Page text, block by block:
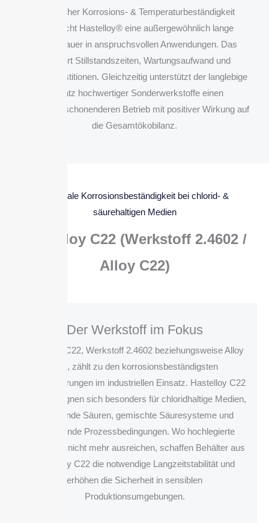
Dank hoher Korrosions- & Temperaturbeständigkeit
ermöglicht Hastelloy® eine außergewöhnlich lange
Lebensdauer in anspruchsvollen Anwendungen. Das
reduziert Stillstandszeiten, Wartungsaufwand und
Ersatzinvestitionen. Gleichzeitig unterstützt der langlebige
Einsatz hochwertiger Sonderwerkstoffe einen
ressourcenschonenderen Betrieb mit positiver Wirkung auf
die Gesamtökobilanz.
Maximale Korrosionsbeständigkeit bei chlorid- &
säurehaltigen Medien
Hastelloy C22 (Werkstoff 2.4602 /
Alloy C22)
Der Werkstoff im Fokus
Hastelloy C22, Werkstoff 2.4602 beziehungsweise Alloy
C22, zählt zu den korrosionsbeständigsten
Nickellegierungen im industriellen Einsatz. Hastelloy C22
Behälter eignen sich besonders für chloridhaltige Medien,
oxidierende Säuren, gemischte Säuresysteme und
wechselnde Prozessbedingungen. Wo hochlegierte
Edelstähle nicht mehr ausreichen, schaffen Behälter aus
Hastelloy C22 die notwendige Langzeitstabilität und
erhöhen die Sicherheit in sensiblen
Produktionsumgebungen.